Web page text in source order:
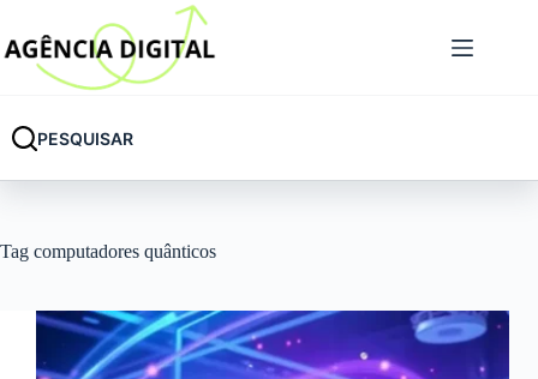
o
conteúdo
PESQUISAR
Tag computadores quânticos